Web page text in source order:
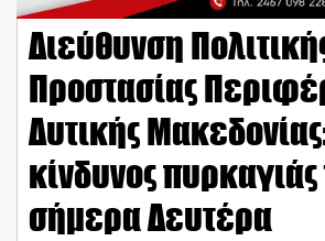
Διεύθυνση
Προστασίας
Δυτικής
κίνδυνος πυρκαγιάς
σήμερα Δευτέρα